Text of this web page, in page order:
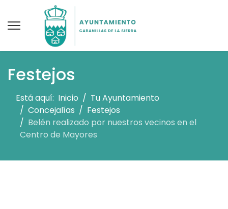
Festejos
Está aquí: Inicio
Tu Ayuntamiento
Concejalías
Festejos
Belén realizado por nuestros vecinos en el
Centro de Mayores